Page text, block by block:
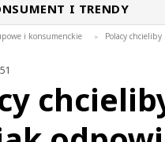
I TRENDY
i konsumenckie > Polacy